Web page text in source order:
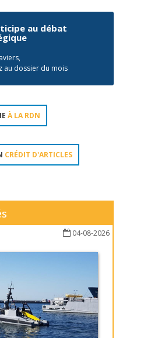
au débat
au dossier du mois
À LA RDN
CRÉDIT D'ARTICLES
04-08-2026